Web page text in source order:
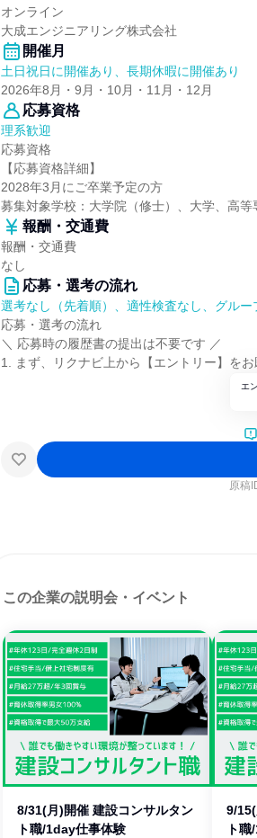
オンライン
大成エンジニアリング株式会社
開催月
土日祝日に開催あり、長期休暇に開催あり
2026年8月・9月・10月・11月・12月
応募資格
理系歓迎
応募資格
【応募資格詳細】
2028年3月にご卒業予定の方
募集対象学校：大学院（修士）、大学、高等
報酬・交通費
報酬・交通費
なし
応募・選考の流れ
選考なし（先着順）、適性検査なし、グル
応募・選考の流れ
＼ 応募時の履歴書の提出は不要です ／
1. まず、リクナビ上から【エントリー】をお
エ
原稿
この企業の説明会・イベント
8/31(月)開催 建設コンサルタン
ト職/1day仕事体験
9/
ト